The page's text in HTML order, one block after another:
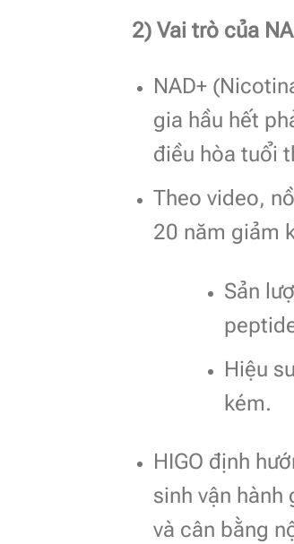
2) Vai trò của
NAD+
gia hầu hết
điều hòa tuổi
Theo video,
20 năm giảm
Sản
Hiệu
kém.
HIGO định
sinh vận
và cân bằng